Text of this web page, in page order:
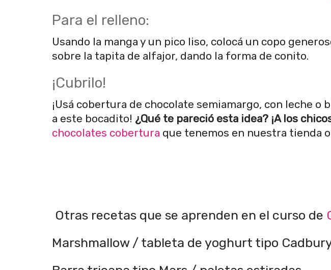
Para el relleno:
Usando la manga y un pico liso, colocá un copo
sobre la tapita de alfajor, dando la forma de conito.
¡Cubrilo!
¡Usá cobertura de chocolate semiamargo, con leche o
a este bocadito! ¿Qué te pareció esta idea? ¡A los
chocolates cobertura que tenemos en nuestra tienda
Otras recetas que se aprenden en el curso de
Marshmallow / tableta de yoghurt tipo